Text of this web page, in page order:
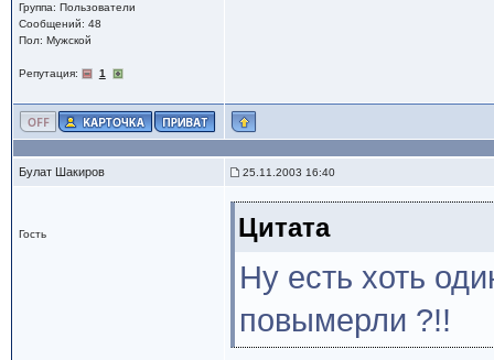
Группа: Пользователи
Сообщений: 48
Пол: Мужской
Репутация: 1
Булат Шакиров 25.11.2003 16:40
Гость Цитата
Ну есть хоть
повымерли ?!!